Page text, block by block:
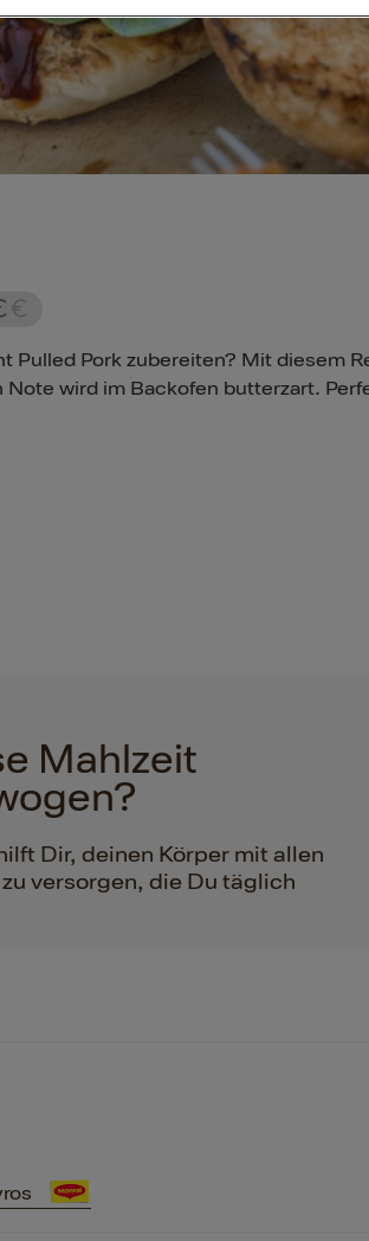
Pulled Pork zubereiten? Mit diesem
wird im Backofen butterzart.
Mahlzeit
Dir, deinen Körper mit allen
versorgen, die Du täglich